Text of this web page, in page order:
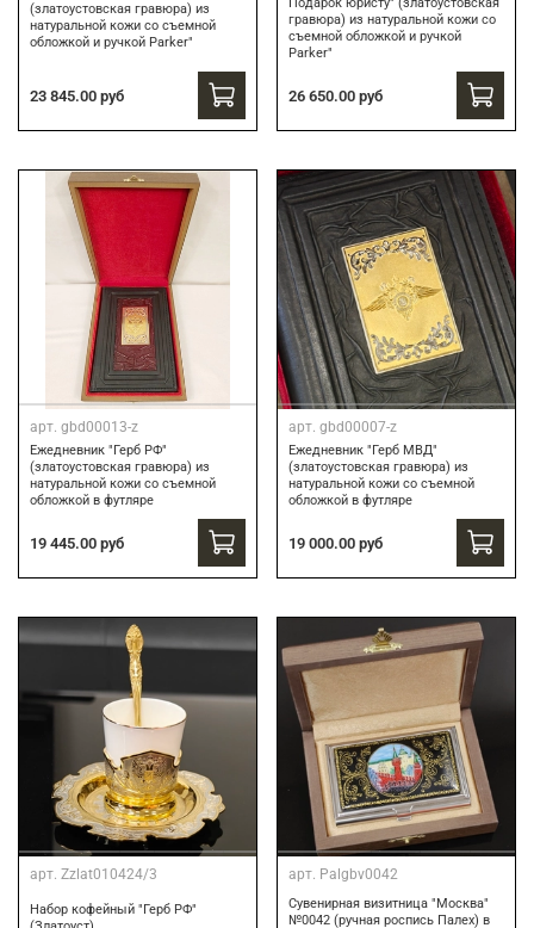
(златоустовская гравюра) из
натуральной кожи со съемной
обложкой и ручкой Parker"
23 845.00 руб
Подарок юристу" (златоустовская
гравюра) из натуральной кожи со
съемной обложкой и ручкой
Parker"
26 650.00 руб
арт. gbd00013-z
Ежедневник "Герб РФ"
(златоустовская гравюра) из
натуральной кожи со съемной
обложкой в футляре
19 445.00 руб
арт. gbd00007-z
Ежедневник "Герб МВД"
(златоустовская гравюра) из
натуральной кожи со съемной
обложкой в футляре
19 000.00 руб
арт. Zzlat010424/3
Набор кофейный "Герб РФ"
арт. Palgbv0042
Сувенирная визитница "Москва"
№0042 (ручная роспись Палех) в